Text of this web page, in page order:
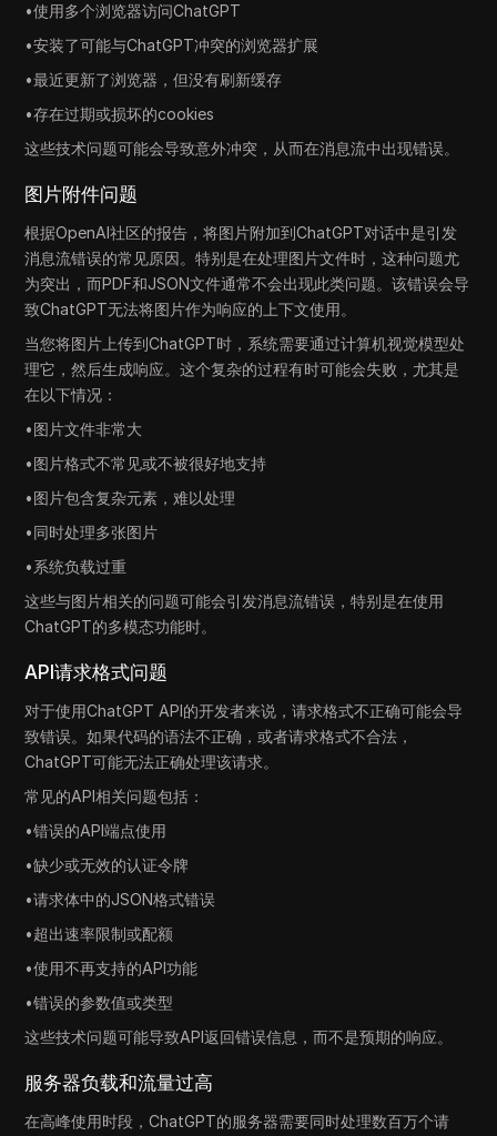
•使用多个浏览器访问ChatGPT
•安装了可能与ChatGPT冲突的浏览器扩展
•最近更新了浏览器，但没有刷新缓存
•存在过期或损坏的cookies
这些技术问题可能会导致意外冲突，从而在消息流中出现错误。
图片附件问题
根据OpenAI社区的报告，将图片附加到ChatGPT对话中是引发
消息流错误的常见原因。特别是在处理图片文件时，这种问题尤
为突出，而PDF和JSON文件通常不会出现此类问题。该错误会导
致ChatGPT无法将图片作为响应的上下文使用。
当您将图片上传到ChatGPT时，系统需要通过计算机视觉模型处
理它，然后生成响应。这个复杂的过程有时可能会失败，尤其是
在以下情况：
•图片文件非常大
•图片格式不常见或不被很好地支持
•图片包含复杂元素，难以处理
•同时处理多张图片
•系统负载过重
这些与图片相关的问题可能会引发消息流错误，特别是在使用
ChatGPT的多模态功能时。
API请求格式问题
对于使用ChatGPT API的开发者来说，请求格式不正确可能会导
致错误。如果代码的语法不正确，或者请求格式不合法，
ChatGPT可能无法正确处理该请求。
常见的API相关问题包括：
•错误的API端点使用
•缺少或无效的认证令牌
•请求体中的JSON格式错误
•超出速率限制或配额
•使用不再支持的API功能
•错误的参数值或类型
这些技术问题可能导致API返回错误信息，而不是预期的响应。
服务器负载和流量过高
在高峰使用时段，ChatGPT的服务器需要同时处理数百万个请